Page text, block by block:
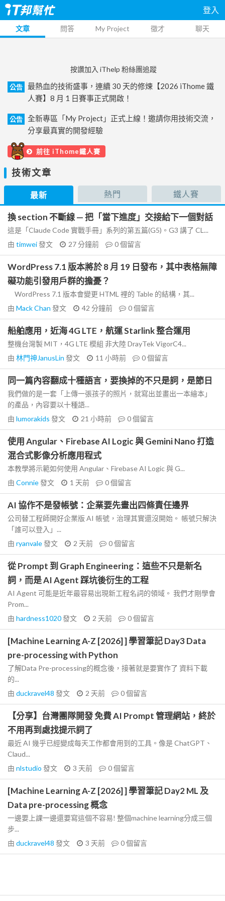
登入
文章 問答 My Project 徵才 聊天
按讚加入 iThelp 粉絲團追蹤
公告
最熱血的技術盛事，連續 30 天的修煉【2026 iThome 鐵
人賽】8 月 1 日賽事正式開啟！
公告
全新專區「My Project」正式上線！邀請你用技術交流，
分享最真實的開發經驗
前往 iThome鐵人賽
技術文章
最新 熱門 鐵人賽
換 section 不斷線 — 把「當下進度」交接給下一個對話
這是「Claude Code 實戰手冊」系列的第五篇(G5)。G3 講了 CL...
由 timwei發文 27 分鐘前 0個留言
WordPress 7.1 版本將於 8 月 19 日發布，其中表格無障
礙功能引發用戶群的擔憂？
WordPress 7.1 版本會變更 HTML 裡的 Table 的結構，其...
由 Mack Chan 發文 42 分鐘前 0個留言
船舶應用，近海 4G LTE，航運 Starlink 整合運用
整機台灣製 MIT，4G LTE 模組 非大陸 DrayTek VigorC4...
由 林門神JanusLin 發文 11 小時前 0個留言
同一篇內容翻成十種語言，要換掉的不只是詞，是節日
我們做的是一套「上傳一張孩子的照片，就寫出並畫出一本繪本」
的產品，內容要以十種語...
由 lumorakids 發文 21 小時前 0個留言
使用 Angular、Firebase AI Logic 與 Gemini Nano 打造
混合式影像分析應用程式
本教學將示範如何使用 Angular、Firebase AI Logic 與 G...
由 Connie發文 1 天前 0個留言
AI 協作不是發帳號：企業要先畫出四條責任邊界
公司替工程師開好企業版 AI 帳號，治理其實還沒開始。 帳號只解決
「誰可以登入」...
由 ryanvale發文 2 天前 0個留言
從 Prompt 到 Graph Engineering：這些不只是新名
詞，而是 AI Agent 踩坑後衍生的工程
AI Agent 可能是近年最容易出現新工程名詞的領域。 我們才剛學會
Prom...
由 hardness1020發文 2 天前 0個留言
[Machine Learning A-Z [2026] ] 學習筆記 Day3 Data
pre-processing with Python
了解Data Pre-processing的概念後，接著就是要實作了 資料下載
的...
由 duckravel48 發文 2 天前 0個留言
【分享】台灣團隊開發 免費 AI Prompt 管理網站，終於
不用再到處找提示詞了
最近 AI 幾乎已經變成每天工作都會用到的工具。像是 ChatGPT、
Claud...
由 nlstudio 發文 3 天前 0個留言
[Machine Learning A-Z [2026] ] 學習筆記 Day2 ML 及
Data pre-processing 概念
一邊要上課一邊還要寫這個不容易! 整個machine learning分成三個
步...
由 duckravel48 發文 3 天前 0個留言